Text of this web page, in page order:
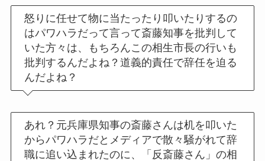
怒りに任せて物に当たったり叩いたりするの
はパワハラだって言って斎藤知事を批判して
いた方々は、もちろんこの相生市長の行いも
批判するんだよね？道義的責任で辞任を迫る
んだよね？
あれ？元兵庫県知事の斎藤さんは机を叩いた
からパワハラだとメディアで散々騒がれて辞
職に追い込まれたのに、「反斎藤さん」の相